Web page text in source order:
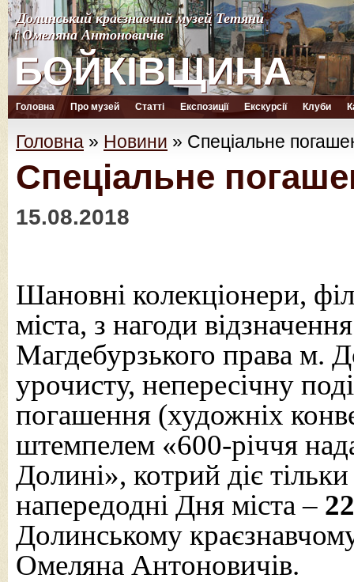
Долинський краєзнавчий музей Тетяни
і Омеляна Антоновичів
БОЙКІВЩИНА
Долинський краєзнавчий музей Тетяни
і Омеляна Антоновичів
БОЙКІВЩИНА
Головна Про музей Статті Експозиції Екскурсії Клуби
Головна » Новини » Спеціальне
Спеціальне
15.08.2018
Шановні колекціонери,
міста, з нагоди
Магдебурзького права м.
урочисту, непересічну
погашення (художніх
штемпелем «600-річчя
Долині», котрий діє
напередодні Дня міста –
Долинському
Омеляна Антоновичів.